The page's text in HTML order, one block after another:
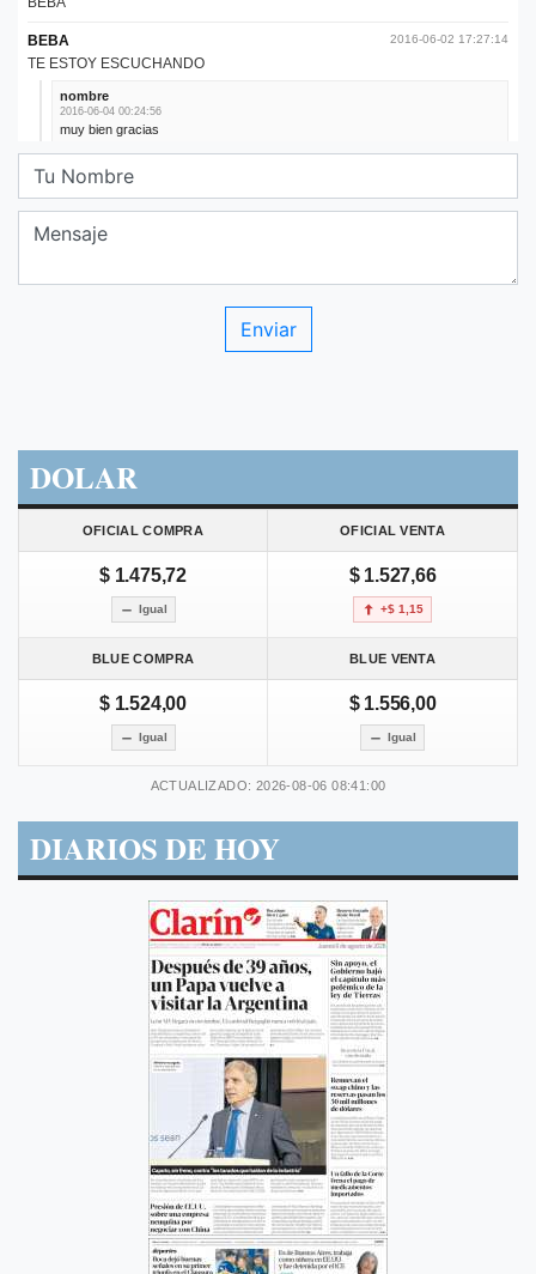
DOLAR
OFICIAL COMPRA OFICIAL VENTA
$ 1.475,72
Igual
$ 1.527,66
+$ 1,15
BLUE COMPRA BLUE VENTA
$ 1.524,00
Igual
$ 1.556,00
Igual
ACTUALIZADO: 2026-08-06 08:41:00
DIARIOS DE HOY